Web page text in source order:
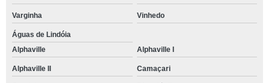
Varginha Vinhedo
Águas de Lindóia
Alphaville
Alphaville I
Alphaville II Camaçari